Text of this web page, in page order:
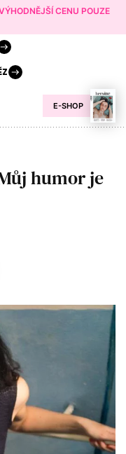
CENU POUZE
E-SHOP
humor je